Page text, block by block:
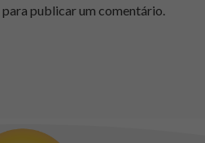
para publicar um comentário.